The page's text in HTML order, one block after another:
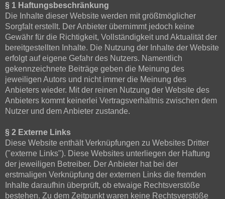
§ 1 Haftungsbeschränkung
Die Inhalte dieser Website werden mit größtmöglicher
Sorgfalt erstellt. Der Anbieter übernimmt jedoch keine
Gewähr für die Richtigkeit, Vollständigkeit und Aktualität der
bereitgestellten Inhalte. Die Nutzung der Inhalte der Website
erfolgt auf eigene Gefahr des Nutzers. Namentlich
gekennzeichnete Beiträge geben die Meinung des
jeweiligen Autors und nicht immer die Meinung des
Anbieters wieder. Mit der reinen Nutzung der Website des
Anbieters kommt keinerlei Vertragsverhältnis zwischen dem
Nutzer und dem Anbieter zustande.
§ 2 Externe Links
Diese Website enthält Verknüpfungen zu Websites Dritter
("externe Links"). Diese Websites unterliegen der Haftung
der jeweiligen Betreiber. Der Anbieter hat bei der
erstmaligen Verknüpfung der externen Links die fremden
Inhalte daraufhin überprüft, ob etwaige Rechtsverstöße
bestehen. Zu dem Zeitpunkt waren keine Rechtsverstöße